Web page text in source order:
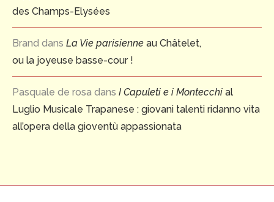
des Champs-Elysées
Brand dans La Vie parisienne au Châtelet,
ou la joyeuse basse-cour !
Pasquale de rosa dans I Capuleti e i Montecchi al
Luglio Musicale Trapanese : giovani talenti ridanno vita
all’opera della gioventù appassionata